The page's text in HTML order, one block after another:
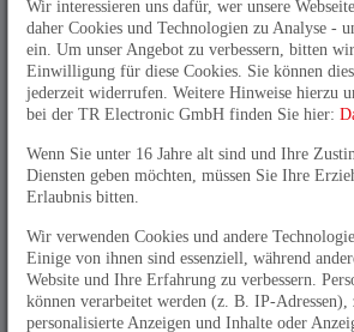
11.10.2023
11.10.2023
Wir interessieren uns dafür, wer unsere
daher Cookies und Technologien zu Analyse -
ein. Um unser Angebot zu verbessern, bitten
Einwilligung für diese Cookies. Sie können
jederzeit widerrufen. Weitere Hinweise hierzu
bei der TR Electronic GmbH finden Sie hier:
Wenn Sie unter 16 Jahre alt sind und Ihre
Diensten geben möchten, müssen Sie Ihre
Erlaubnis bitten.
Wir verwenden Cookies und andere
Einige von ihnen sind essenziell, während
Website und Ihre Erfahrung zu verbessern.
können verarbeitet werden (z. B. IP-
personalisierte Anzeigen und Inhalte oder